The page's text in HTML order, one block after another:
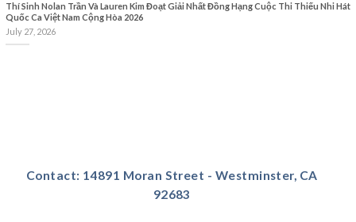
Thí Sinh Nolan Trần Và Lauren Kim Đoạt Giải Nhất Đồng Hạng Cuộc Thi Thiếu Nhi Hát
Quốc Ca Việt Nam Cộng Hòa 2026
July 27, 2026
Contact: 14891 Moran Street - Westminster, CA
92683